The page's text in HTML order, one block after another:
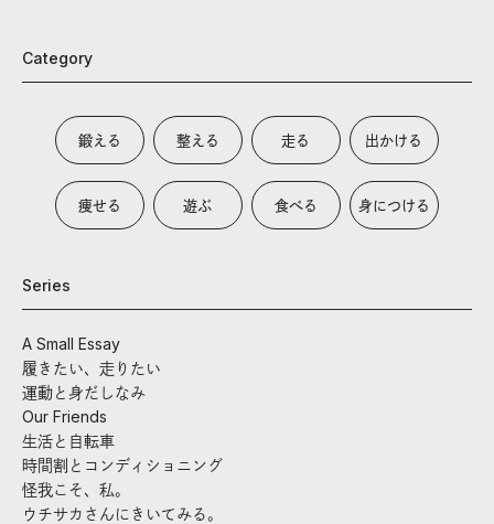
Category
鍛える 整える 走る 出かける
痩せる 遊ぶ 食べる 身につける
Series
A Small Essay
履きたい、走りたい
運動と身だしなみ
Our Friends
生活と自転車
時間割とコンディショニング
怪我こそ、私。
ウチサカさんにきいてみる。